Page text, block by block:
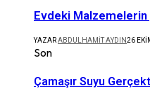
Evdeki
YAZARABDULHAMIT AYDIN26
Son
Çamaşır Suyu